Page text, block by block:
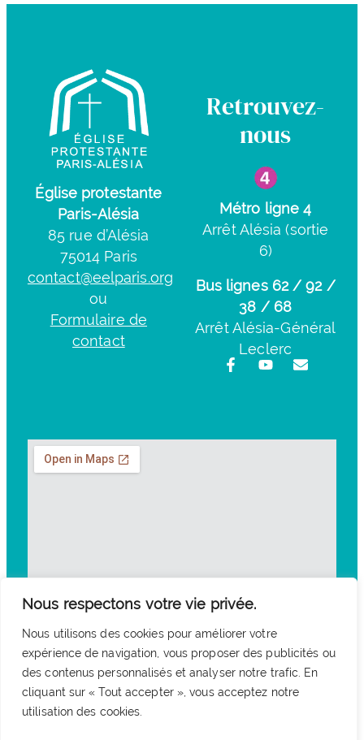
Nous respectons votre vie privée.
Nous utilisons des cookies pour améliorer votre
expérience de navigation, vous proposer des publicités ou
des contenus personnalisés et analyser notre trafic. En
cliquant sur « Tout accepter », vous acceptez notre
utilisation des cookies.
Église protestante
Paris-Alésia
85 rue d’Alésia
75014 Paris
contact@eelparis.org
ou
Formulaire de
contact
Retrouvez-
nous
Métro ligne 4
Arrêt Alésia (sortie
6)
Bus lignes 62 / 92 /
38 / 68
Arrêt Alésia-Général
Leclerc